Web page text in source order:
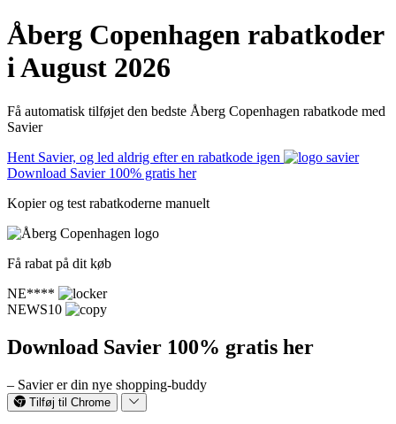
Åberg Copenhagen rabatkoder
i August 2026
Få automatisk tilføjet den bedste Åberg Copenhagen rabatkode med
Savier
Hent Savier, og led aldrig efter en rabatkode igen
Download Savier 100% gratis her
Kopier og test rabatkoderne manuelt
Få rabat på dit køb
NE****
NEWS10
Download Savier 100% gratis her
– Savier er din nye shopping-buddy
Tilføj til Chrome